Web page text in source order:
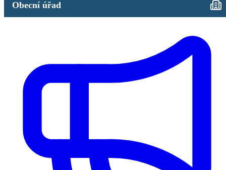
Obecní úřad